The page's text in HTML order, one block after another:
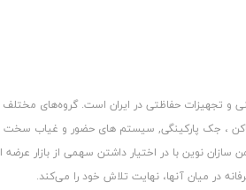
تجهیزات حفاظتی در ایران است. گروه‏‏‌های مختلف
، جک پارکینگی, سیستم های حضور و غیاب سخت
نوین با در اختیار داشتن سهمی از بازار عرضه
در میان آنها، نهایت تلاش خود را می‌‏‏کند.